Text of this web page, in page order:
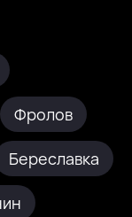
Фролов
Береславка